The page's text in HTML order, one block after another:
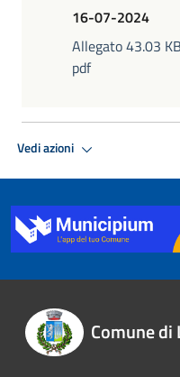
16-07-2024
Allegato 43.03
pdf
Vedi azioni
Comune di